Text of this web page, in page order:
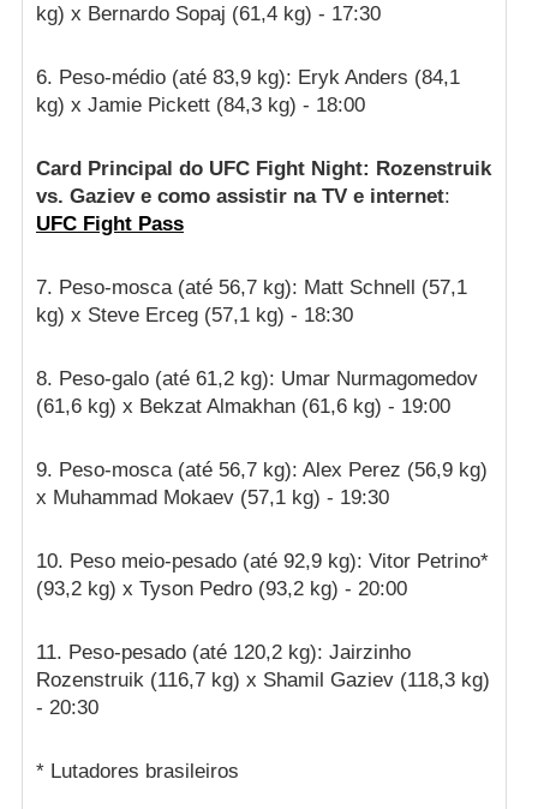
kg) x Bernardo Sopaj (61,4 kg) - 17:30
6. Peso-médio (até 83,9 kg): Eryk Anders (84,1
kg) x Jamie Pickett (84,3 kg) - 18:00
Card Principal do UFC Fight Night: Rozenstruik
vs. Gaziev e como assistir na TV e internet:
UFC Fight Pass
7. Peso-mosca (até 56,7 kg): Matt Schnell (57,1
kg) x Steve Erceg (57,1 kg) - 18:30
8. Peso-galo (até 61,2 kg): Umar Nurmagomedov
(61,6 kg) x Bekzat Almakhan (61,6 kg) - 19:00
9. Peso-mosca (até 56,7 kg): Alex Perez (56,9 kg)
x Muhammad Mokaev (57,1 kg) - 19:30
10. Peso meio-pesado (até 92,9 kg): Vitor Petrino*
(93,2 kg) x Tyson Pedro (93,2 kg) - 20:00
11. Peso-pesado (até 120,2 kg): Jairzinho
Rozenstruik (116,7 kg) x Shamil Gaziev (118,3 kg)
- 20:30
* Lutadores brasileiros